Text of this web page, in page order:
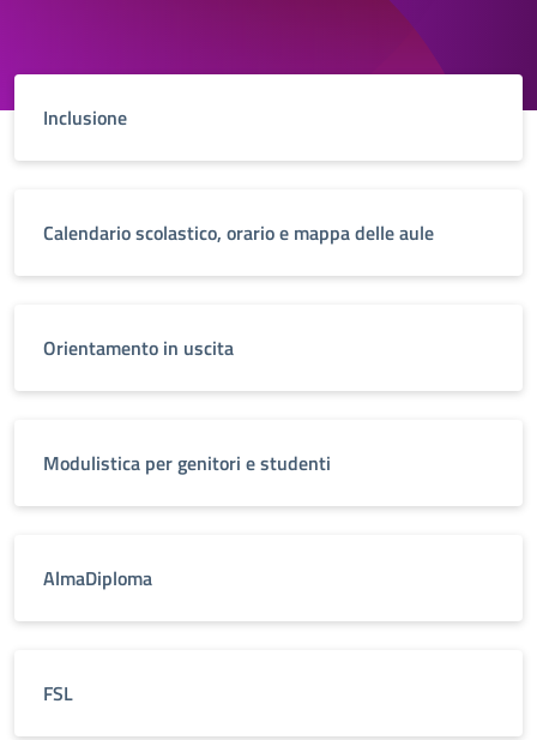
Inclusione
Calendario scolastico, orario e mappa delle aule
Orientamento in uscita
Modulistica per genitori e studenti
AlmaDiploma
FSL